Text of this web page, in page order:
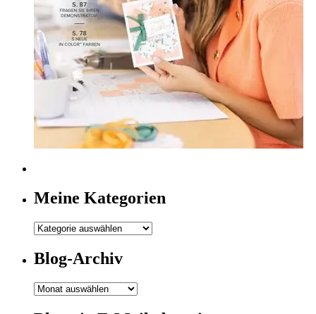
Meine Kategorien
Meine
Blog-Archiv
Blog-